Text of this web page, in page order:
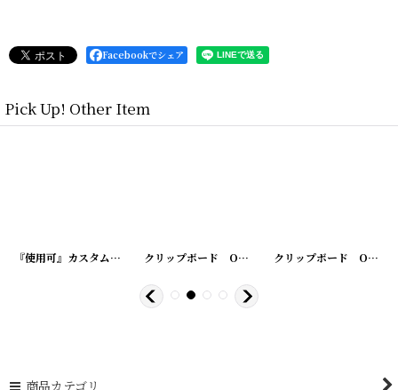
Facebookでシェア
Pick Up! Other Item
[210731-2] [ 210731-4 ]
『使用可』カスタム加工済 アドバタイジング ボールペン [ 210731-3 ]
クリップボード OFFICE SPECIALTY MFG.CO. ROCHESTER,N.Y. SHANNON'S PAT.JULY,29,79 クリップボード OFFICE SPECIALTY MFG.CO. ROCHESTER,N.Y. SHANNON'S PAT.JULY,29,79
商品カテゴリ